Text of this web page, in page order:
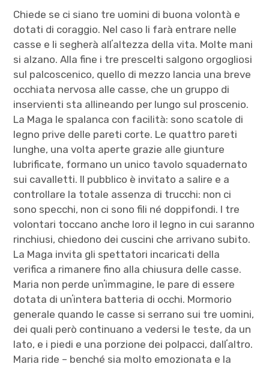
Chiede se ci siano tre uomini di buona volontà e
dotati di coraggio. Nel caso li farà entrare nelle
casse e li segherà allʼaltezza della vita. Molte mani
si alzano. Alla fine i tre prescelti salgono orgogliosi
sul palcoscenico, quello di mezzo lancia una breve
occhiata nervosa alle casse, che un gruppo di
inservienti sta allineando per lungo sul proscenio.
La Maga le spalanca con facilità: sono scatole di
legno prive delle pareti corte. Le quattro pareti
lunghe, una volta aperte grazie alle giunture
lubrificate, formano un unico tavolo squadernato
sui cavalletti. Il pubblico è invitato a salire e a
controllare la totale assenza di trucchi: non ci
sono specchi, non ci sono fili né doppifondi. I tre
volontari toccano anche loro il legno in cui saranno
rinchiusi, chiedono dei cuscini che arrivano subito.
La Maga invita gli spettatori incaricati della
verifica a rimanere fino alla chiusura delle casse.
Maria non perde unʼimmagine, le pare di essere
dotata di unʼintera batteria di occhi. Mormorio
generale quando le casse si serrano sui tre uomini,
dei quali però continuano a vedersi le teste, da un
lato, e i piedi e una porzione dei polpacci, dallʼaltro.
Maria ride – benché sia molto emozionata e la